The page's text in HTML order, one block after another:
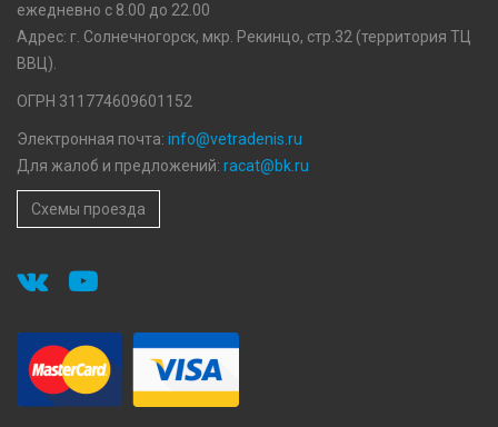
ежедневно с 8.00 до 22.00
Адрес: г. Солнечногорск, мкр. Рекинцо, стр.32 (территория ТЦ
ВВЦ).
ОГРН 311774609601152
Электронная почта: info@vetradenis.ru
Для жалоб и предложений: racat@bk.ru
Схемы проезда